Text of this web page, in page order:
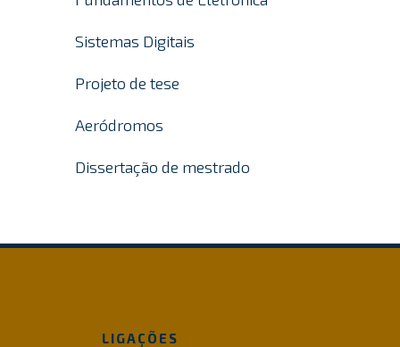
Sistemas Digitais
Projeto de tese
Aeródromos
Dissertação de mestrado
LIGAÇÕES